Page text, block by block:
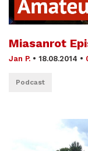
Miasanrot
Jan P. • 18.08.2014 •
Podcast